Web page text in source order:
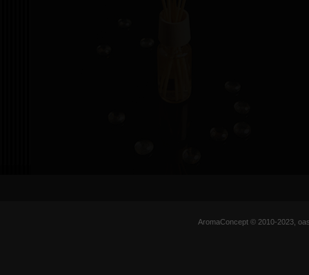
AromaConcept © 2010-2023,